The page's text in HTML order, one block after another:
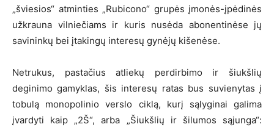
„šviesios“ atminties „Rubicono“ grupės įmonės-įpėdinės
užkrauna vilniečiams ir kuris nusėda abonentinėse jų
savininkų bei įtakingų interesų gynėjų kišenėse.
Netrukus, pastačius atliekų perdirbimo ir šiukšlių
deginimo gamyklas, šis interesų ratas bus suvienytas į
tobulą monopolinio verslo ciklą, kurį sąlyginai galima
įvardyti kaip „2Š“, arba „Šiukšlių ir šilumos sąjunga“: